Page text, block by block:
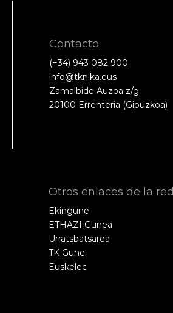
Contacto
(+34) 943 082 900
info@tknika.eus
Zamalbide Auzoa z/g
20100 Errenteria (Gipuzkoa)
Otros enlaces de la red
Ekingune
ETHAZI Gunea
Urratsbatsarea
TK Gune
Euskelec